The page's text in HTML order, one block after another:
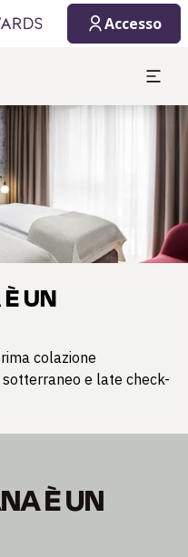
Accesso
UN
colazione
e late check-
È UN